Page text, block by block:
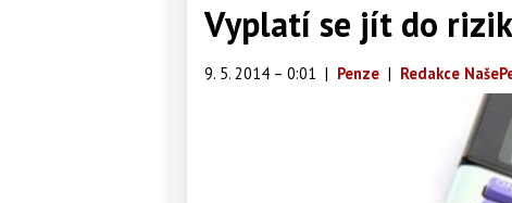
Vyplatí se jít do
9. 5. 2014 – 0:01 | Penze | Redakce